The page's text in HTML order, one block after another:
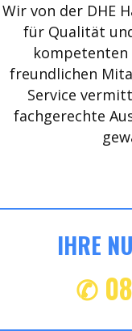
Wir von der DHE
für Qualität
freundlichen
Service
fachgerechte
IHRE
✆